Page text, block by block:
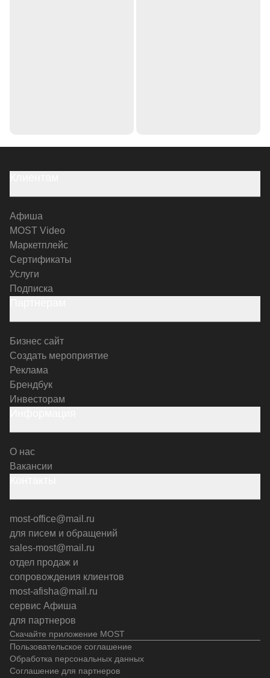
Скачайте приложение MOST
Афиша
MOST Video
Маркетплейс
Сертификаты
Услуги
Подписка
Бизнес сайт
Создать мероприятие
Реклама
Брендбук
Инвесторам
О нас
Вакансии
most-office@mail.ru
для писем и обращений
sales-most@mail.ru
отдел продаж и
сопровождения клиентов
most-afisha@mail.ru
сервис Афиша
для партнеров
Пользовательское соглашение
Обработка персональных данных
Соглашение для партнеров